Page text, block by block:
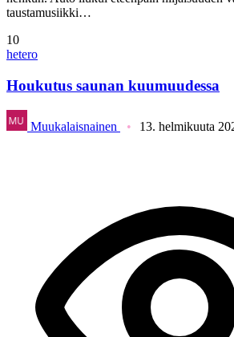
taustamusiikki…
10
hetero
Houkutus saunan kuumuudessa
Muukalaisnainen 13. helmikuuta